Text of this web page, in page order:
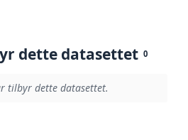
dette datasettet 0
tilbyr dette datasettet.